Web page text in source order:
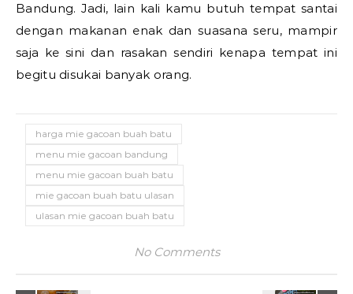
Bandung. Jadi, lain kali kamu butuh tempat santai
dengan makanan enak dan suasana seru, mampir
saja ke sini dan rasakan sendiri kenapa tempat ini
begitu disukai banyak orang.
harga mie gacoan buah batu
menu mie gacoan bandung
menu mie gacoan buah batu
mie gacoan buah batu ulasan
ulasan mie gacoan buah batu
No Comments